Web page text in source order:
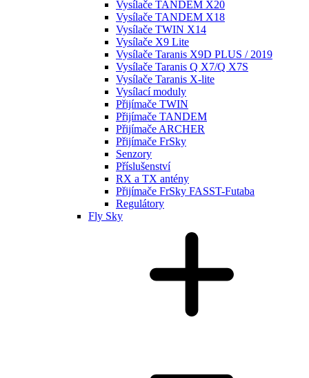
Vysílače TANDEM X20
Vysílače TANDEM X18
Vysílače TWIN X14
Vysílače X9 Lite
Vysílače Taranis X9D PLUS / 2019
Vysílače Taranis Q X7/Q X7S
Vysílače Taranis X-lite
Vysílací moduly
Přijímače TWIN
Přijímače TANDEM
Přijímače ARCHER
Přijímače FrSky
Senzory
Příslušenství
RX a TX antény
Přijímače FrSky FASST-Futaba
Regulátory
Fly Sky